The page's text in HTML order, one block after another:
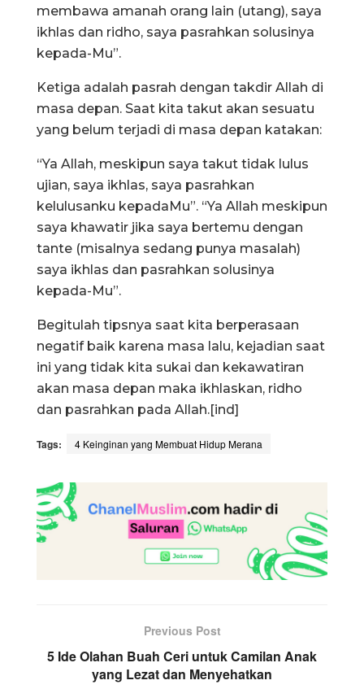
membawa amanah orang lain (utang), saya
ikhlas dan ridho, saya pasrahkan solusinya
kepada-Mu”.
Ketiga adalah pasrah dengan takdir Allah di
masa depan. Saat kita takut akan sesuatu
yang belum terjadi di masa depan katakan:
“Ya Allah, meskipun saya takut tidak lulus
ujian, saya ikhlas, saya pasrahkan
kelulusanku kepadaMu”. “Ya Allah meskipun
saya khawatir jika saya bertemu dengan
tante (misalnya sedang punya masalah)
saya ikhlas dan pasrahkan solusinya
kepada-Mu”.
Begitulah tipsnya saat kita berperasaan
negatif baik karena masa lalu, kejadian saat
ini yang tidak kita sukai dan kekawatiran
akan masa depan maka ikhlaskan, ridho
dan pasrahkan pada Allah.[ind]
Tags: 4 Keinginan yang Membuat Hidup Merana
Previous Post
5 Ide Olahan Buah Ceri untuk Camilan Anak
yang Lezat dan Menyehatkan